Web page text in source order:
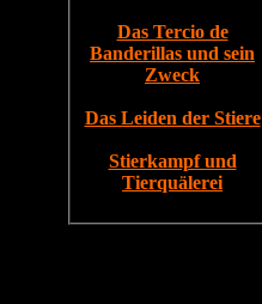
Das Tercio de
Banderillas und sein
Zweck
Das Leiden der Stiere
Stierkampf und
Tierquälerei